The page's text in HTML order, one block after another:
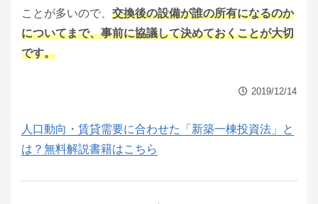
ことが多いので、 交換後の設備が誰の所有になるのか
についてまで、事前に協議して決めておくことが大切
です。
2019/12/14
人口動向・賃貸需要に合わせた「新築一棟投資法」と
は？無料解説書籍はこちら